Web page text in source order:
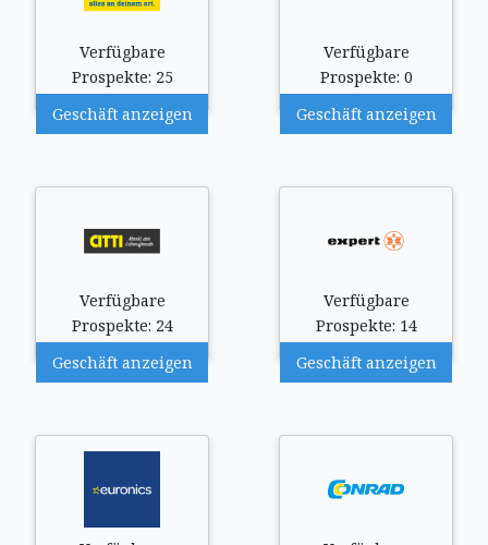
Verfügbare
Prospekte: 25
Geschäft anzeigen
Verfügbare
Prospekte: 0
Geschäft anzeigen
Verfügbare
Prospekte: 24
Geschäft anzeigen
Verfügbare
Prospekte: 14
Geschäft anzeigen